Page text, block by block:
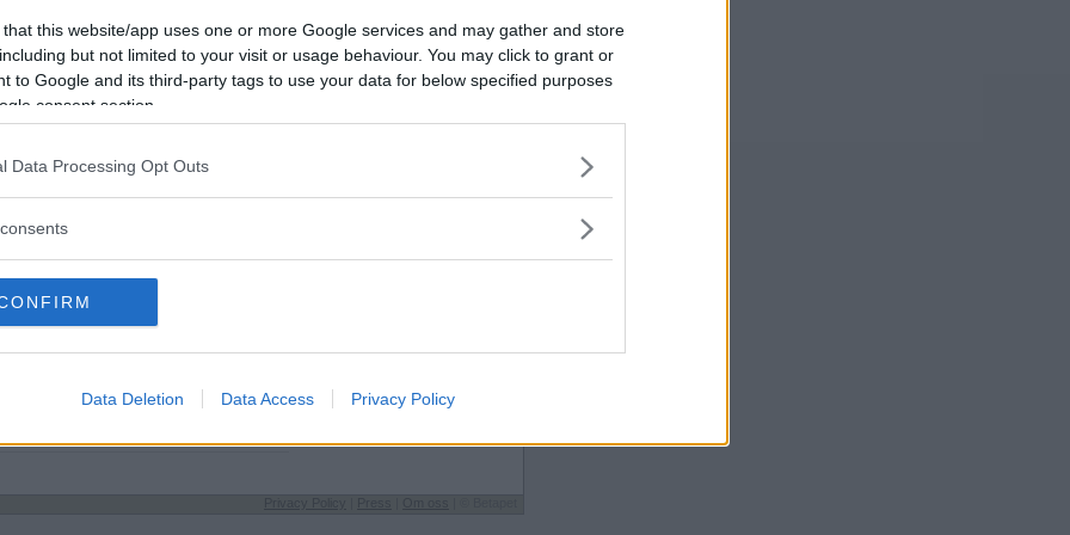
that this website/app uses one or more Google services and may gather and store
but not limited to your visit or usage behaviour. You may click to grant or
to Google and its third-party tags to use your data for below specified purposes
consent section.
Data Processing Opt Outs
Data Deletion Data Access Privacy Policy
Avbrutna
14
Oavgjorda
5
helst på Jag äter
Vad som helst
Klurig
Ö
Vill du bli
medlem?